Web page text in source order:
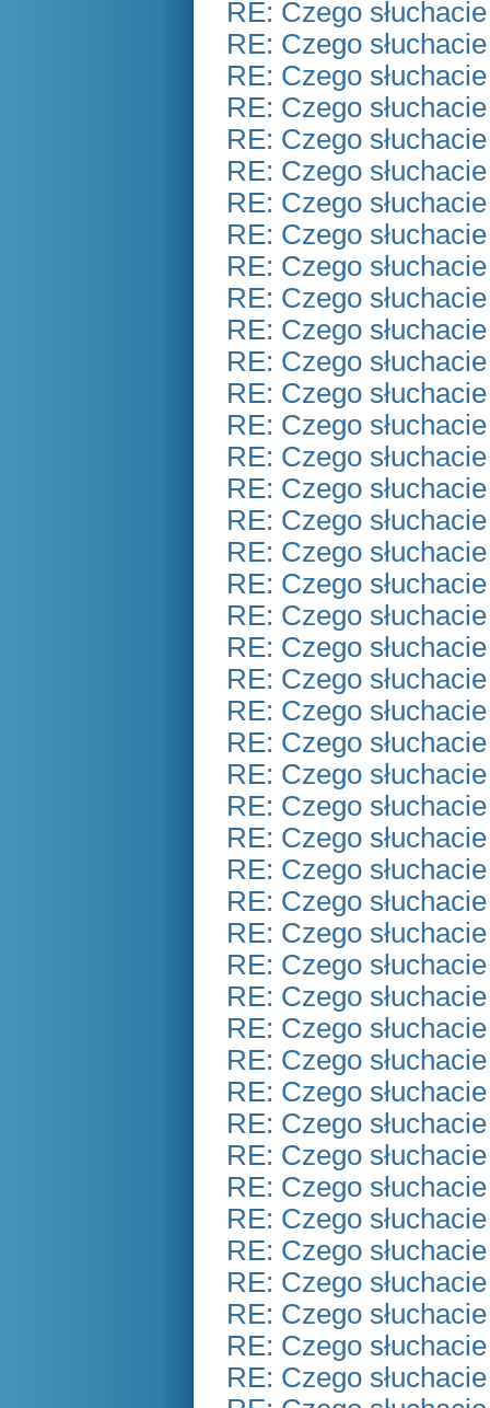
RE: Czego
RE: Czego
RE: Czego
RE: Czego
RE: Czego
RE: Czego
RE: Czego
RE: Czego
RE: Czego
RE: Czego
RE: Czego
RE: Czego
RE: Czego
RE: Czego
RE: Czego
RE: Czego
RE: Czego
RE: Czego
RE: Czego
RE: Czego
RE: Czego
RE: Czego
RE: Czego
RE: Czego
RE: Czego
RE: Czego
RE: Czego
RE: Czego
RE: Czego
RE: Czego
RE: Czego
RE: Czego
RE: Czego
RE: Czego
RE: Czego
RE: Czego
RE: Czego
RE: Czego
RE: Czego
RE: Czego
RE: Czego
RE: Czego
RE: Czego
RE: Czego